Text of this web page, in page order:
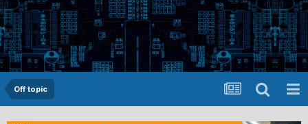
Off topic